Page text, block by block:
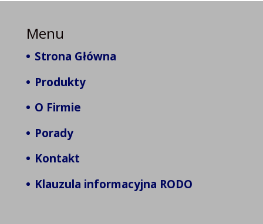
Menu
Strona Główna
Produkty
O Firmie
Porady
Kontakt
Klauzula informacyjna RODO